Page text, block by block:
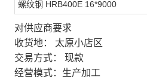
螺纹钢 HRB400E 16*9000
对供应商要求
收货地：
太原小店区
交易方式：
现款
经营模式： 生产加工